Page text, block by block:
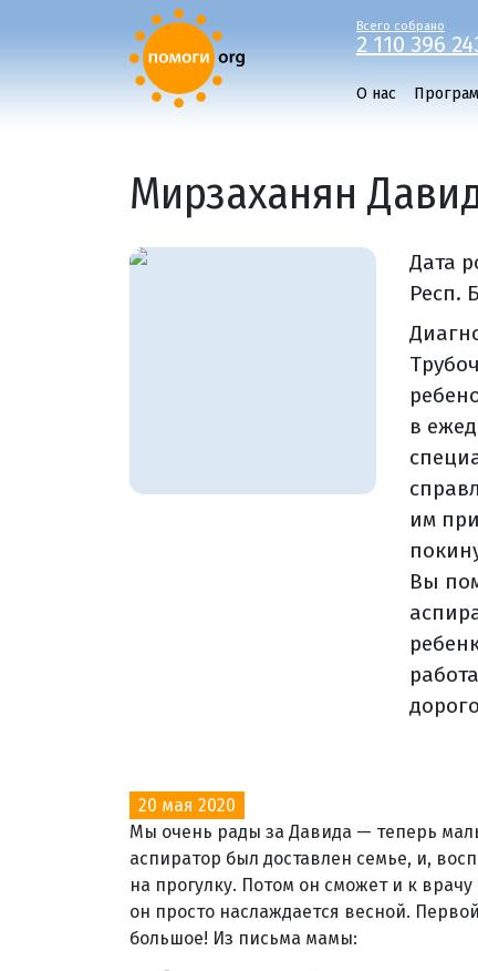
Всего собрано
2 110 396
О нас
Мирзаханян
Дата
Респ.
в
им
Вы
20 мая 2020
Мы очень рады за Давида — теперь
аспиратор был доставлен семье, и,
на прогулку. Потом он сможет и к
он просто наслаждается весной.
большое! Из письма мамы: